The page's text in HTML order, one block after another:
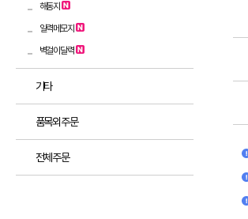
해동지
일력메모지
벽걸이달력
기타
품목외주문
전체주문